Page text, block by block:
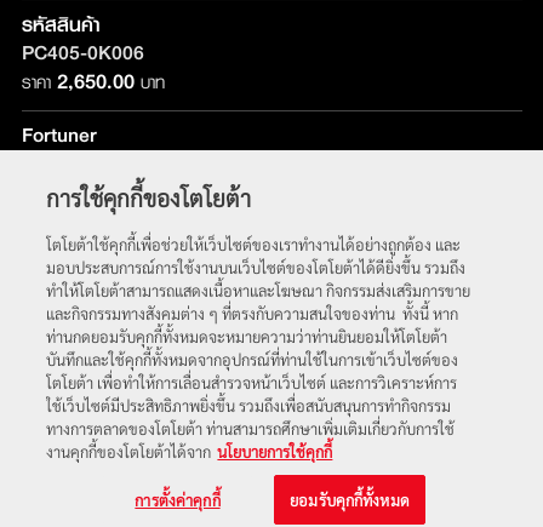
รหัสสินค้า
PC405-0K006
ราคา 2,650.00บาท
Fortuner
หน้าหลัก
พบกับเราได้ที่
© 2563 บริษัท โตโยต้า มอเตอร์ ประเทศไทย จำกัด
เงื่อนไขการใช้งาน|นโยบายความเป็นส่วนตัว|นโยบายการใช้คุกกี้
การใช้คุกกี้ของโตโยต้า
โตโยต้าใช้คุกกี้เพื่อช่วยให้เว็บไซต์ของเราทำงานได้อย่างถูกต้อง และ
มอบประสบการณ์การใช้งานบนเว็บไซต์ของโตโยต้าได้ดียิ่งขึ้น รวมถึง
ทำให้โตโยต้าสามารถแสดงเนื้อหาและโฆษณา กิจกรรมส่งเสริมการขาย
และกิจกรรมทางสังคมต่าง ๆ ที่ตรงกับความสนใจของท่าน ทั้งนี้ หาก
ท่านกดยอมรับคุกกี้ทั้งหมดจะหมายความว่าท่านยินยอมให้โตโยต้า
บันทึกและใช้คุกกี้ทั้งหมดจากอุปกรณ์ที่ท่านใช้ในการเข้าเว็บไซต์ของ
โตโยต้า เพื่อทำให้การเลื่อนสำรวจหน้าเว็บไซต์ และการวิเคราะห์การ
ใช้เว็บไซต์มีประสิทธิภาพยิ่งขึ้น รวมถึงเพื่อสนับสนุนการทำกิจกรรม
ทางการตลาดของโตโยต้า ท่านสามารถศึกษาเพิ่มเติมเกี่ยวกับการใช้
งานคุกกี้ของโตโยต้าได้จาก นโยบายการใช้คุกกี้
การตั้งค่าคุกกี้ ยอมรับคุกกี้ทั้งหมด